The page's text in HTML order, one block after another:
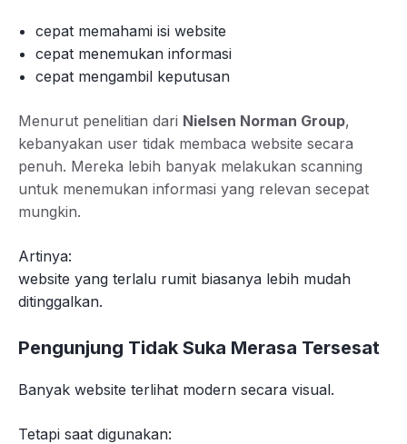
cepat memahami isi website
cepat menemukan informasi
cepat mengambil keputusan
Menurut penelitian dari Nielsen Norman Group,
kebanyakan user tidak membaca website secara
penuh. Mereka lebih banyak melakukan scanning
untuk menemukan informasi yang relevan secepat
mungkin.
Artinya:
website yang terlalu rumit biasanya lebih mudah
ditinggalkan.
Pengunjung Tidak Suka Merasa Tersesat
Banyak website terlihat modern secara visual.
Tetapi saat digunakan: